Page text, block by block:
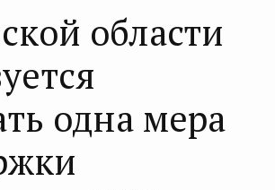
области
одна мера